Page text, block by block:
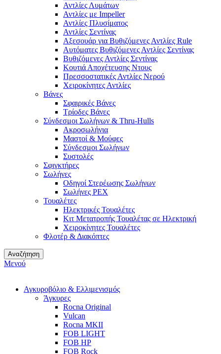
Αντλίες Λυμάτων
Αντλίες με Impeller
Αντλίες Πλυσίματος
Αντλίες Σεντίνας
Αξεσουάρ για Βυθιζόμενες Αντλίες Rule
Αυτόματες Βυθιζόμενες Αντλίες Σεντίνας
Βυθιζόμενες Αντλίες Σεντίνας
Κουτιά Αποχέτευσης Ντους
Πρεσσοστατικές Αντλίες Νερού
Χειροκίνητες Αντλίες
Βάνες
Σφαιρικές Βάνες
Τρίοδες Βάνες
Σύνδεσμοι Σωλήνων & Thru-Hulls
Ακροσωλήνια
Μαστοί & Μούφες
Σύνδεσμοι Σωλήνων
Συστολές
Σφιγκτήρες
Σωλήνες
Οδηγοί Στερέωσης Σωλήνων
Σωλήνες PEX
Τουαλέτες
Ηλεκτρικές Τουαλέτες
Κιτ Μετατροπής Τουαλέτας σε Ηλεκτρική
Χειροκίνητες Τουαλέτες
Φλοτέρ & Διακόπτες
Αναζήτηση
Μενού
Αγκυροβόλιο & Ελλιμενισμός
Άγκυρες
Rocna Original
Vulcan
Rocna MKII
FOB LIGHT
FOB HP
FOB Rock